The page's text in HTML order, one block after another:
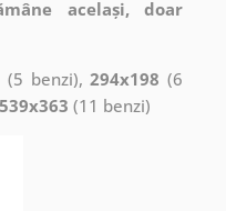
același, doar
(5 benzi),294x198 (6
539x363 (11 benzi)